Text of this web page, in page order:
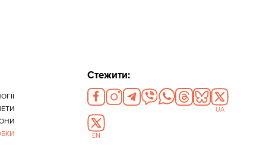
Стежити:
UA
EN